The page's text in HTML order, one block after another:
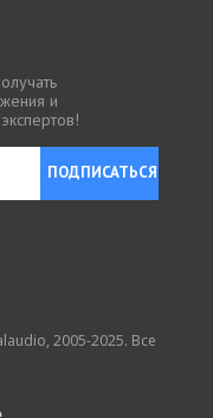
и
ПОДПИСАТЬСЯ
2005-2025. Все